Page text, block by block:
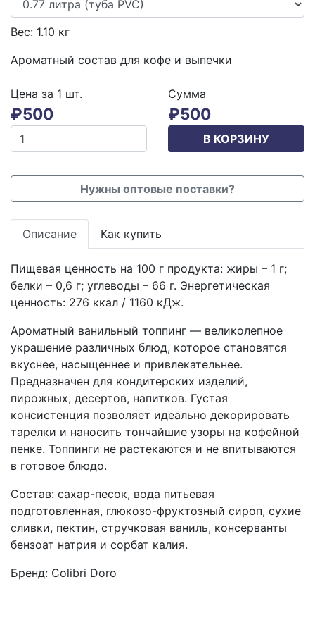
Вес: 1.10 кг
Ароматный состав для кофе и выпечки
Цена за 1 шт.
₽500
Сумма
₽500
В КОРЗИНУ
Нужны оптовые поставки?
Описание Как купить
Пищевая ценность на 100 г продукта: жиры – 1 г;
белки – 0,6 г; углеводы – 66 г. Энергетическая
ценность: 276 ккал / 1160 кДж.
Ароматный ванильный топпинг — великолепное
украшение различных блюд, которое становятся
вкуснее, насыщеннее и привлекательнее.
Предназначен для кондитерских изделий,
пирожных, десертов, напитков. Густая
консистенция позволяет идеально декорировать
тарелки и наносить тончайшие узоры на кофейной
пенке. Топпинги не растекаются и не впитываются
в готовое блюдо.
Состав: сахар-песок, вода питьевая
подготовленная, глюкозо-фруктозный сироп, сухие
сливки, пектин, стручковая ваниль, консерванты
бензоат натрия и сорбат калия.
Бренд: Colibri Doro